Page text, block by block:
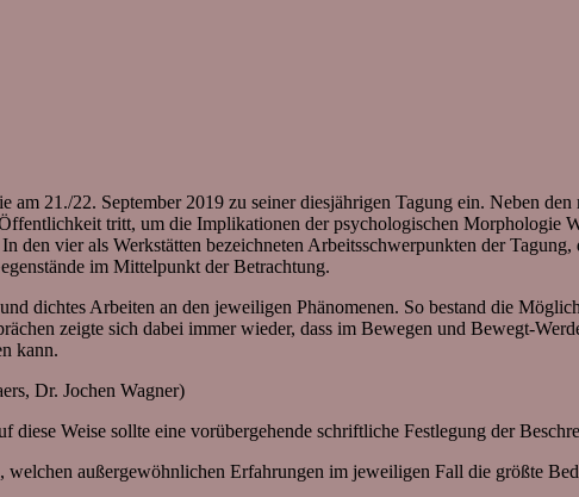
21./22. September 2019 zu seiner diesjährigen Tagung ein. Neben
tritt, um die Implikationen der psychologischen Morphologie
den vier als Werkstätten bezeichneten Arbeitsschwerpunkten der
im Mittelpunkt der Betrachtung.
dichtes Arbeiten an den jeweiligen Phänomenen. So bestand die
zeigte sich dabei immer wieder, dass im Bewegen und Bewegt-
kann.
Dr. Jochen Wagner)
Weise sollte eine vorübergehende schriftliche Festlegung der
außergewöhnlichen Erfahrungen im jeweiligen Fall die größte